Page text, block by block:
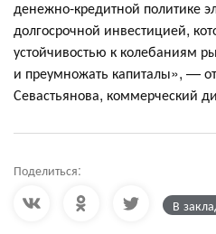
денежно-кредитной политике
долгосрочной инвестицией,
устойчивостью к колебаниям
и преумножать капиталы», —
Севастьянова, коммерческий
Поделиться:
В